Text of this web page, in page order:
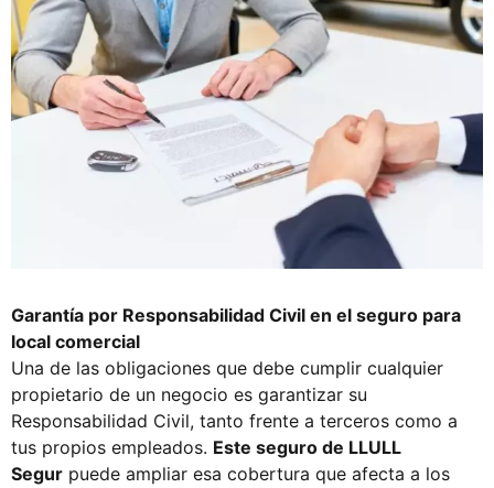
Garantía por Responsabilidad Civil en el seguro para
local comercial
Una de las obligaciones que debe cumplir cualquier
propietario de un negocio es garantizar su
Responsabilidad Civil, tanto frente a terceros como a
tus propios empleados. Este seguro de LLULL
Segurpuede ampliar esa cobertura que afecta a los